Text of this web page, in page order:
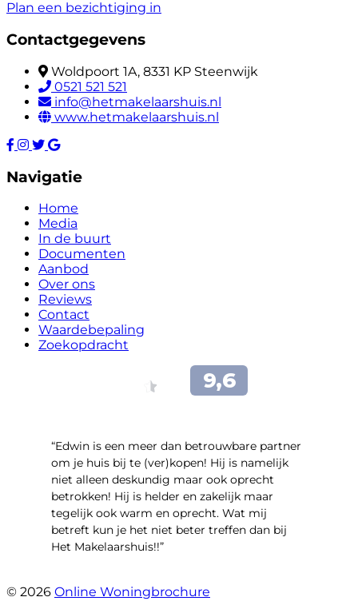
Plan een bezichtiging in
Contactgegevens
Woldpoort 1A, 8331 KP Steenwijk
0521 521 521
info@hetmakelaarshuis.nl
www.hetmakelaarshuis.nl
Navigatie
Home
Media
In de buurt
Documenten
Aanbod
Over ons
Reviews
Contact
Waardebepaling
Zoekopdracht
“Edwin is een meer dan betrouwbare partner
om je huis bij te (ver)kopen! Hij is namelijk
niet alleen deskundig maar ook oprecht
betrokken! Hij is helder en zakelijk maar
tegelijk ook warm en oprecht. Wat mij
betreft kun je het niet beter treffen dan bij
Het Makelaarshuis!!”
© 2026 Online Woningbrochure